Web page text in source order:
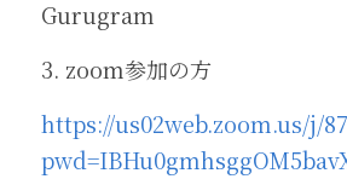
Gurugram
3. zoom参加の方
https://us02web.zoom.us/j/